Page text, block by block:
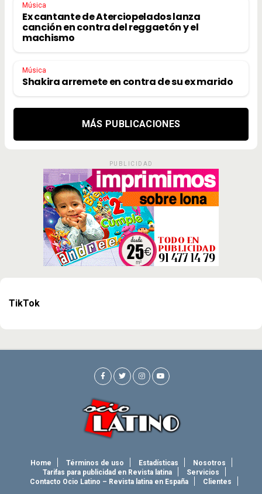
Música
Ex cantante de Aterciopelados lanza
canción en contra del reggaetón y el
machismo
Música
Shakira arremete en contra de su ex marido
MÁS PUBLICACIONES
PUBLICIDAD
TikTok
Home Términos de uso Estadísticas
Nosotros
Tarifas para publicidad en Revista latina
Servicios
Contacto Ocio Latino – Revista latina en España
Clientes